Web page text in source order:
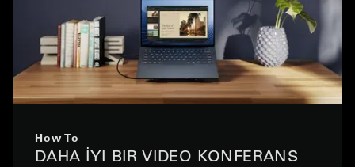
How To
DAHA İYI BIR VIDEO KONFERANS